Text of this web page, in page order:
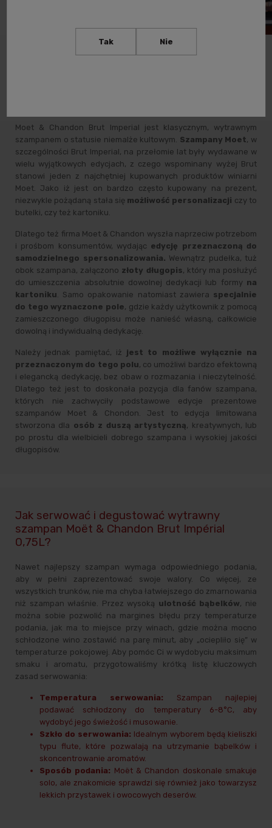
Moet & Chandon Brut Imperial jest klasycznym, wytrawnym
szampanem o statusie niemalże kultowym. Szampany Moet, w
szczególności Brut Imperial, na przełomie lat były wydawane w
wielu wyjątkowych edycjach, z czego wspominany wyżej Brut
stanowi jeden z najchętniej kupowanych produktów winiarni
Moet. Jako iż jest on bardzo często kupowany na prezent,
niezwykle pożądaną stała się możliwość personalizacji czy to
butelki, czy też kartoniku.
Dlatego też firma Moet & Chandon wyszła naprzeciw potrzebom
i prośbom konsumentów, wydając edycję przeznaczoną do
samodzielnego spersonalizowania. Wewnątrz pudełka, tuż
obok szampana, załączono złoty długopis, który ma posłużyć
do umieszczenia absolutnie dowolnej dedykacji lub formy na
kartoniku. Samo opakowanie natomiast zawiera specjalnie
do tego wyznaczone pole, gdzie każdy użytkownik z pomocą
zamieszczonego długopisu może nanieść własną, całkowicie
dowolną i indywidualną dedykację.
Należy jednak pamiętać, iż jest to możliwe wyłącznie na
przeznaczonym do tego polu, co umożliwi bardzo efektowną
i elegancką dedykację, bez obaw o rozmazania i nieczytelność.
Dlatego też jest to doskonała pozycja dla fanów szampana,
których nie zachwyciły podstawowe edycje prezentowe
szampanów Moet & Chondon. Jest to edycja limitowana
stworzona dla osób z duszą artystyczną, kreatywnych, lub
po prostu dla wielbicieli dobrego szampana i wysokiej jakości
długopisów.
Jak serwować i degustować wytrawny
szampan Moët & Chandon Brut Impérial
0,75L?
Nawet najlepszy szampan wymaga odpowiedniego podania,
aby w pełni zaprezentować swoje walory. Co więcej, ze
wszystkich trunków, nie ma chyba łatwiejszego do zmarnowania
niż szampan właśnie. Przez wysoką ulotność bąbelków, nie
można sobie pozwolić na margines błędu przy temperaturze
podania, jak ma to miejsce przy winach, gdzie można mocno
schłodzone wino zostawić na parę minut, aby „ociepliło się” w
temperaturze pokojowej. Aby pomóc Ci w wydobyciu maksimum
smaku i aromatu, przygotowaliśmy krótką listę kluczowych
zasad serwowania:
Temperatura serwowania: Szampan najlepiej
podawać schłodzony do temperatury 6-8°C, aby
wydobyć jego świeżość i musowanie.
Szkło do serwowania: Idealnym wyborem będą kieliszki
typu flute, które pozwalają na utrzymanie bąbelków i
skoncentrowanie aromatów.
Sposób podania: Moët & Chandon doskonale smakuje
solo, ale znakomicie sprawdzi się również jako towarzysz
lekkich przystawek i owocowych deserów.
Tak Nie